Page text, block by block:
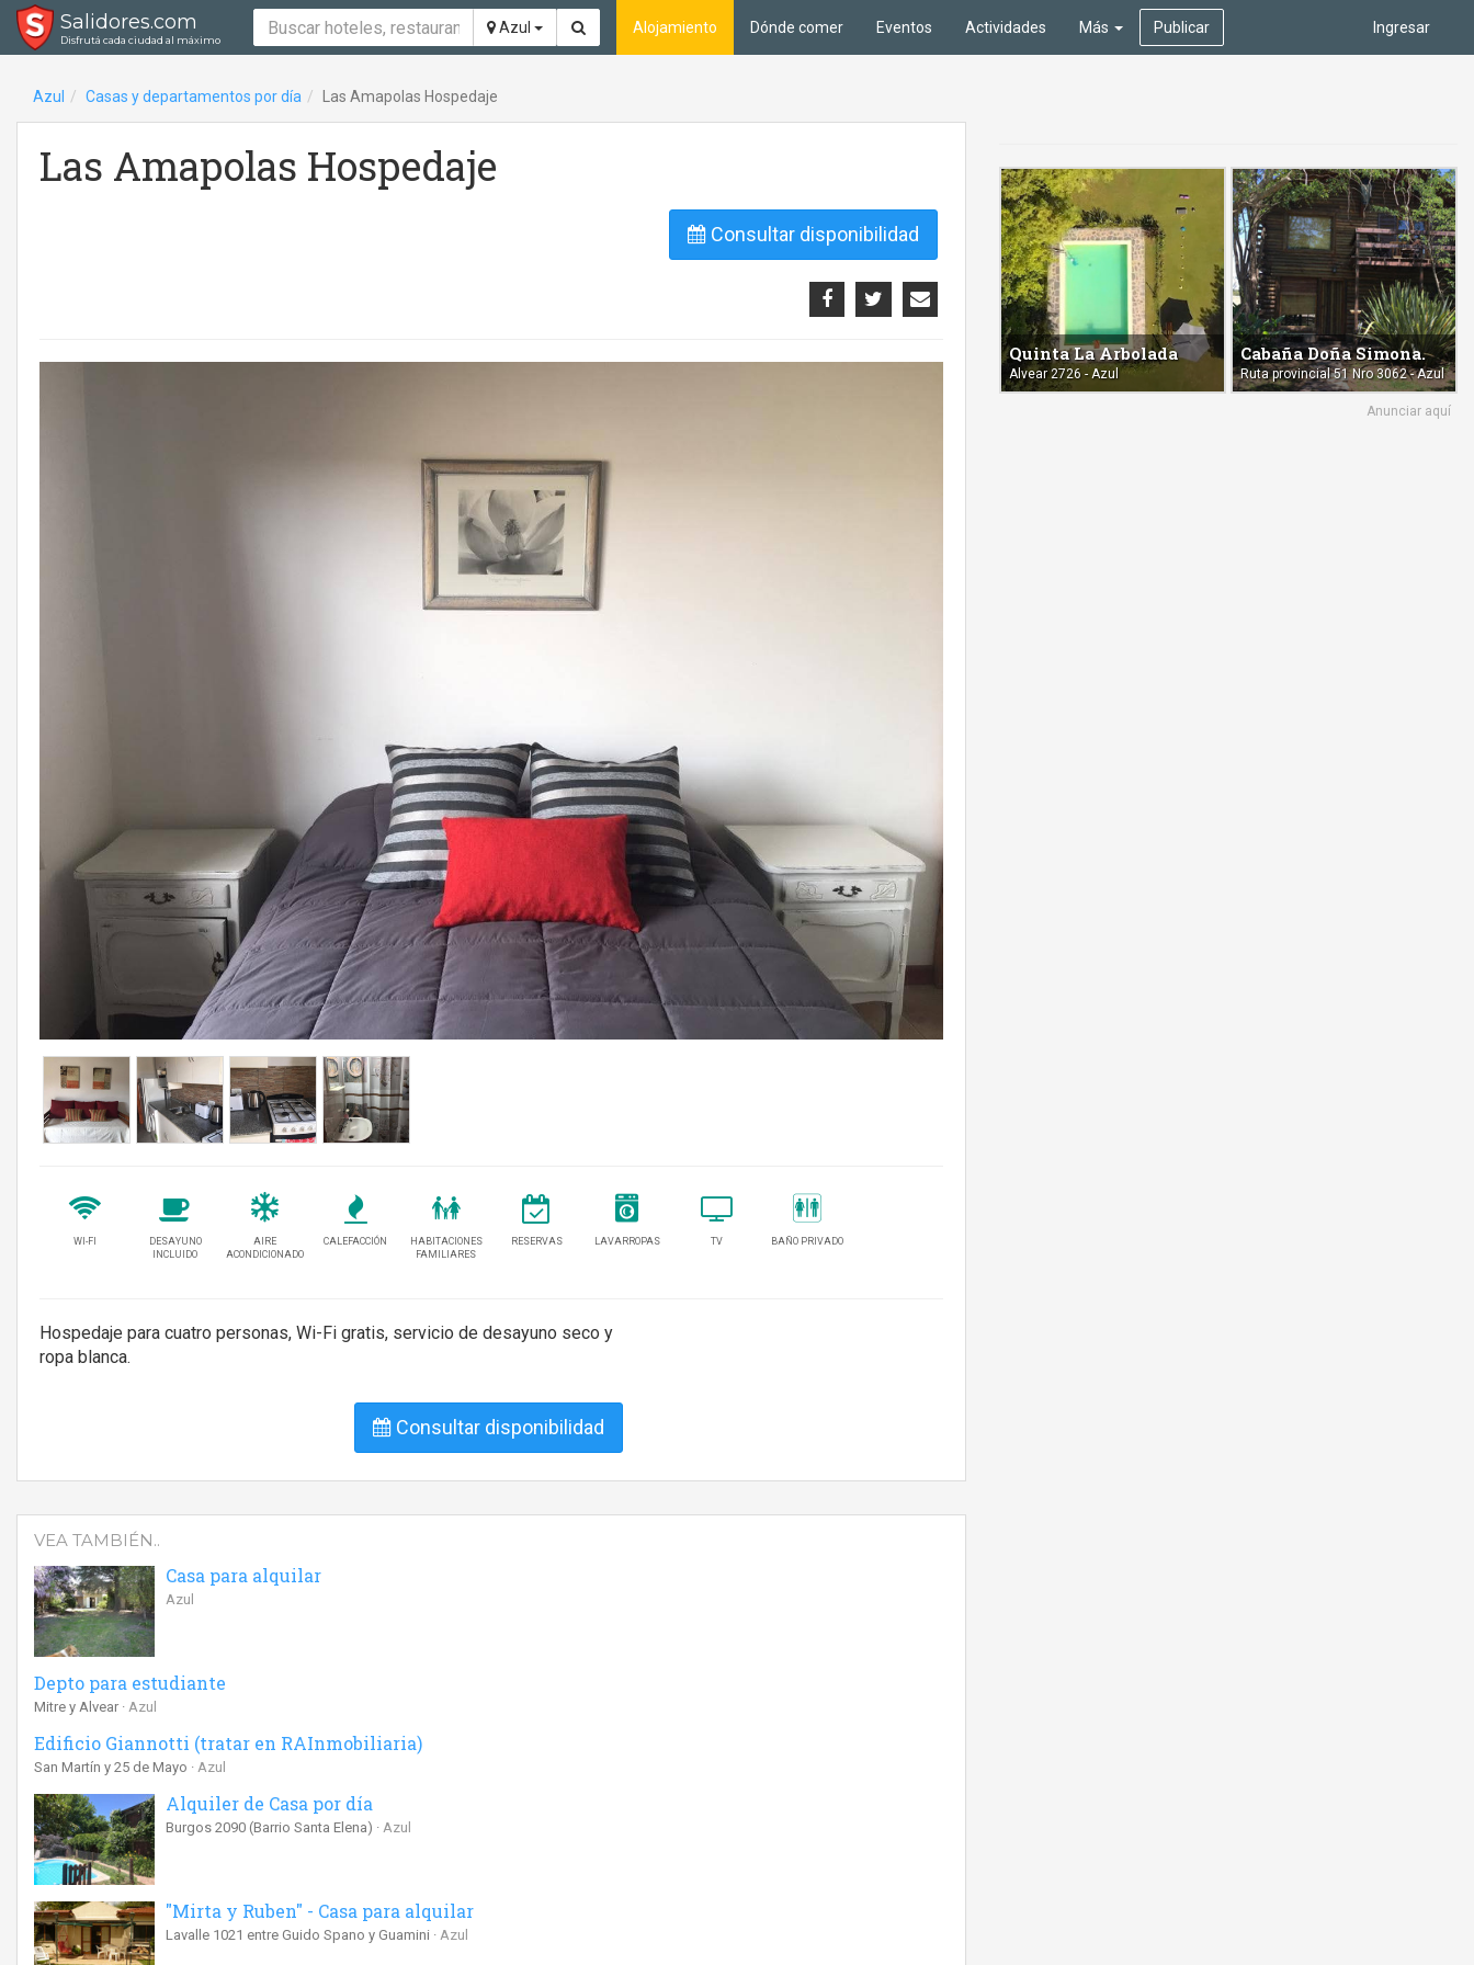
Salidores.com
Disfrutá cada ciudad al máximo
Azul Ingresar
Alojamiento Dónde comer Eventos Actividades Más Publicar
Azul Casas y departamentos por día Las Amapolas Hospedaje
Las Amapolas Hospedaje
Consultar disponibilidad
WI-FI
DESAYUNO
INCLUIDO
AIRE
ACONDICIONADO
CALEFACCIÓN
HABITACIONES
FAMILIARES
RESERVAS LAVARROPAS TV BAÑO PRIVADO
Hospedaje para cuatro personas, Wi-Fi gratis, servicio de desayuno seco y
ropa blanca.
Consultar disponibilidad
VEA TAMBIÉN..
Casa para alquilar
Azul
Depto para estudiante
Mitre y Alvear Azul
Edificio Giannotti (tratar en RAInmobiliaria)
San Martín y 25 de Mayo Azul
Alquiler de Casa por día
Burgos 2090 (Barrio Santa Elena) Azul
"Mirta y Ruben" - Casa para alquilar
Lavalle 1021 entre Guido Spano y Guamini Azul
Quinta La Arbolada
Alvear 2726 - Azul
Cabaña Doña Simona.
Ruta provincial 51 Nro 3062 - Azul
Anunciar aquí